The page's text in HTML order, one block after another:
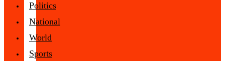
Politics
National
World
Sports